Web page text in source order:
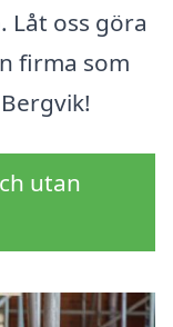
Låt oss göra
firma som
utan